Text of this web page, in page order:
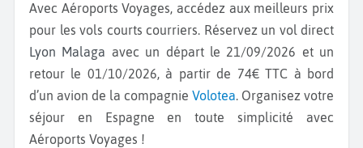
Avec Aéroports Voyages, accédez aux meilleurs prix
pour les vols courts courriers. Réservez un vol direct
Lyon Malaga avec un départ le 21/09/2026 et un
retour le 01/10/2026, à partir de 74€ TTC à bord
d’un avion de la compagnie Volotea. Organisez votre
séjour en Espagne en toute simplicité avec
Aéroports Voyages !